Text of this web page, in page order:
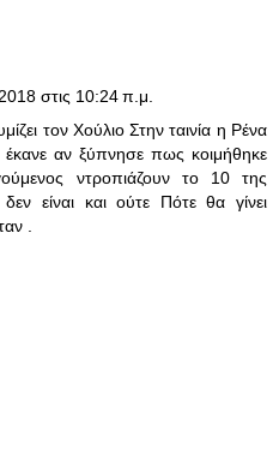
στις 10:24 π.μ.
τον Χούλιο Στην ταινία η Ρένα
έκανε αν ξύπνησε πως κοιμήθηκε
ντροπιάζουν το 10 της
είναι και ούτε Πότε θα γίνει
.